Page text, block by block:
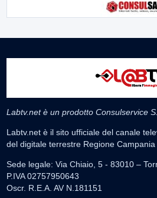
Labtv.net è un prodotto Consulservice
Labtv.net è il sito ufficiale del canale
del digitale terrestre Regione Campania
Sede legale: Via Chiaio, 5 - 83010 –
P.IVA 02757950643
Oscr. R.E.A. AV N.181151